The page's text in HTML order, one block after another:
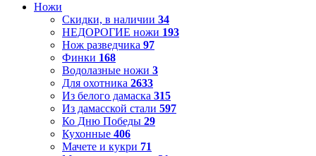
Ножи
Скидки, в наличии 34
НЕДОРОГИЕ ножи 193
Нож разведчика 97
Финки 168
Водолазные ножи 3
Для охотника 2633
Из белого дамаска 315
Из дамасской стали 597
Ко Дню Победы 29
Кухонные 406
Мачете и кукри 71